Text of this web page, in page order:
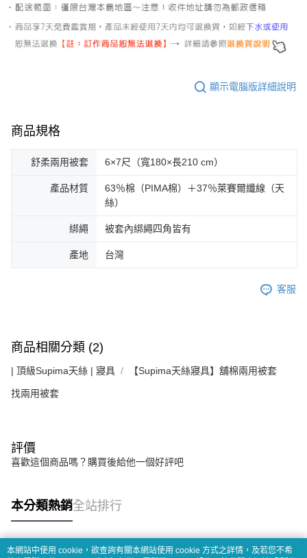
顯示電腦版詳細說明
商品規格
舒柔兩用被套 6×7尺（寬180×長210 cm）
產品材質
63％棉（PIMA棉）＋37％萊賽爾纖線（天
絲）
綁繩 被套內綁繩四角皆有
產地 台灣
客服
商品相關分類 (2)
| 頂級Supima天絲 | 寢具 【Supima天絲寢具】舖棉兩用被套
找兩用被套
評價
喜歡這個商品嗎？購買後給他一個好評吧
本分類熱銷全站排行
本網站中使用 cookie，欲查詢有關本網站使用 cookie 方式之詳情，及若您不希